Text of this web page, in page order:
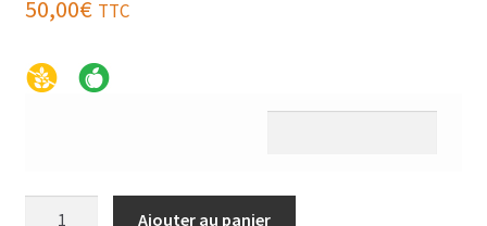
50,00€ TTC
Ajouter au panier